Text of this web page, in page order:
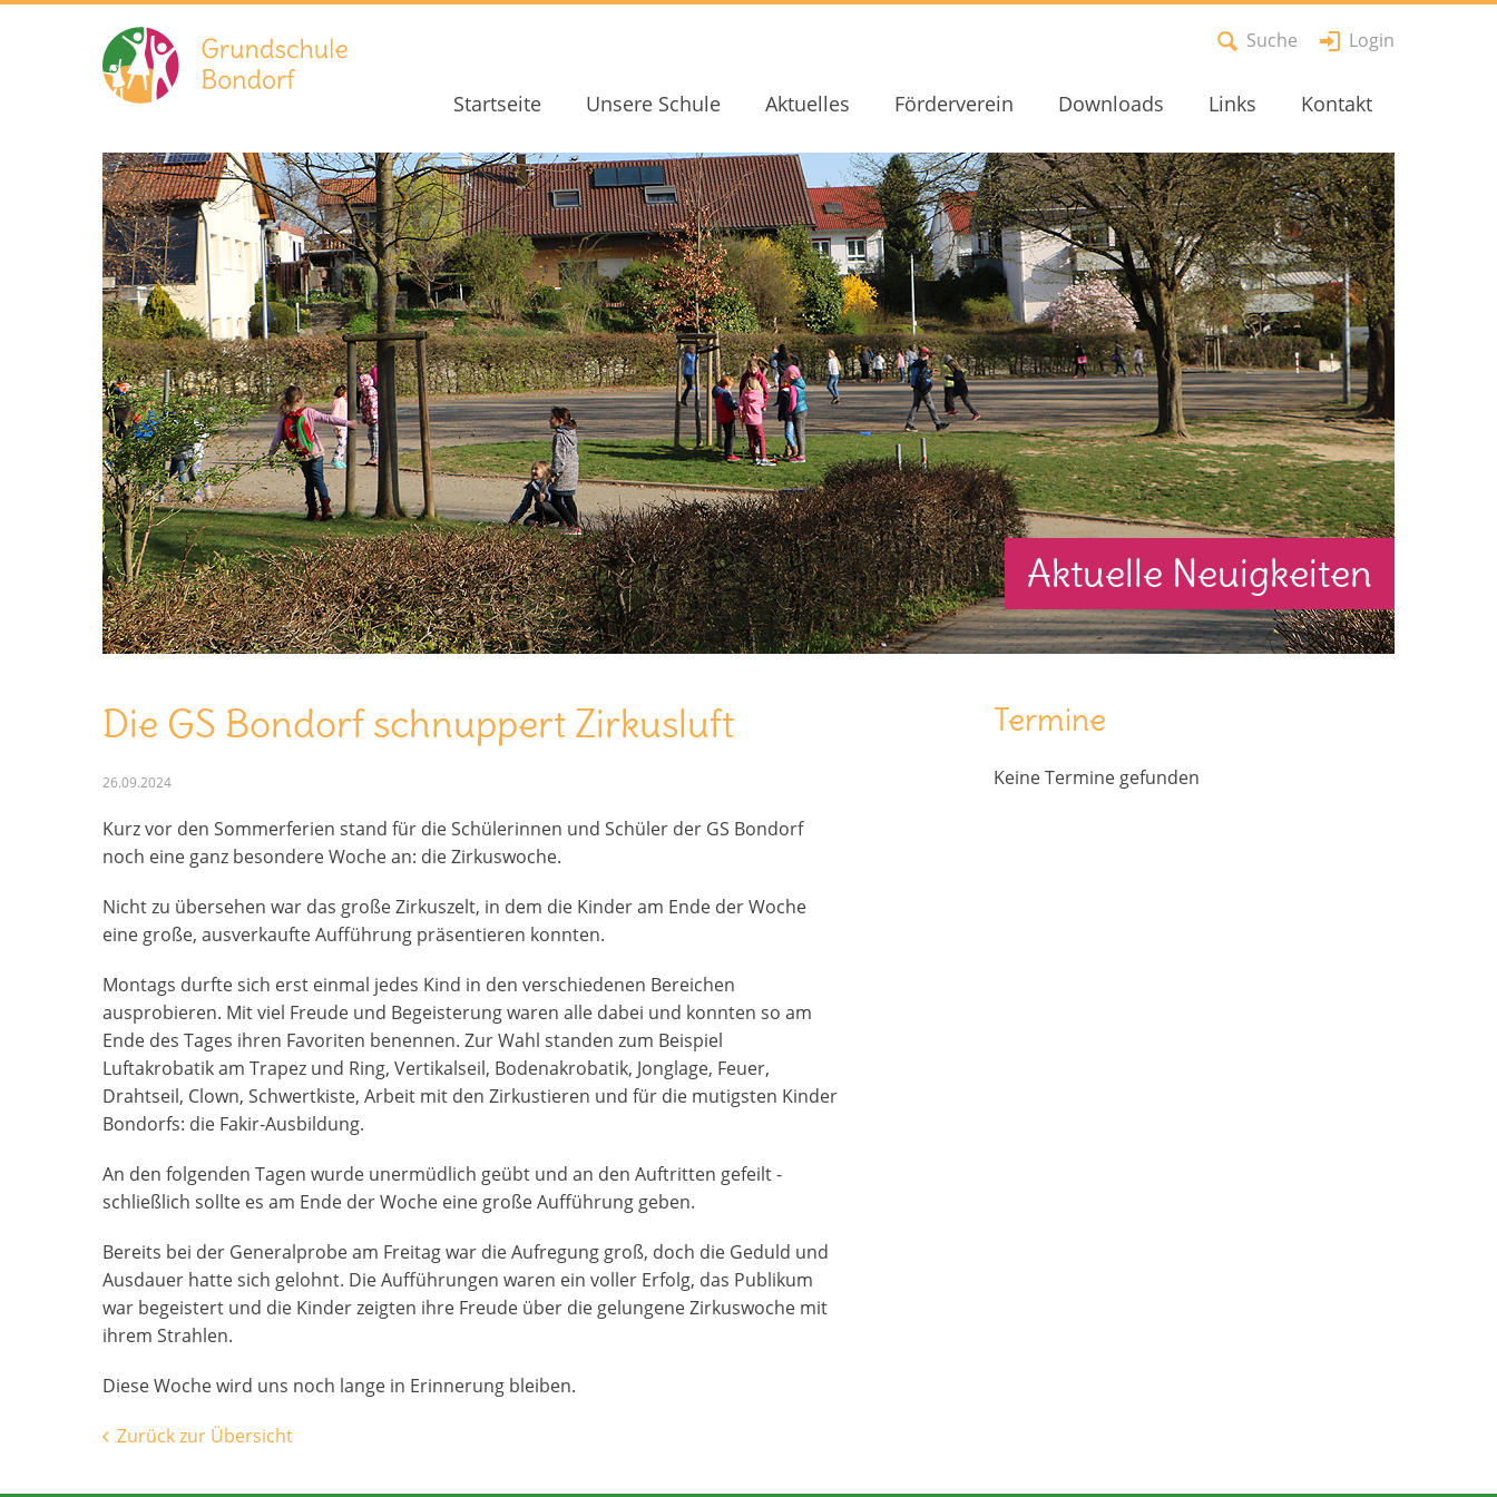
Suche Login
Startseite Unsere Schule Aktuelles Förderverein Downloads Links Kontakt
Aktuelle Neuigkeiten
Die GS Bondorf schnuppert Zirkusluft
26.09.2024
Kurz vor den Sommerferien stand für die Schülerinnen und Schüler der GS Bondorf
noch eine ganz besondere Woche an: die Zirkuswoche.
Nicht zu übersehen war das große Zirkuszelt, in dem die Kinder am Ende der Woche
eine große, ausverkaufte Aufführung präsentieren konnten.
Montags durfte sich erst einmal jedes Kind in den verschiedenen Bereichen
ausprobieren. Mit viel Freude und Begeisterung waren alle dabei und konnten so am
Ende des Tages ihren Favoriten benennen. Zur Wahl standen zum Beispiel
Luftakrobatik am Trapez und Ring, Vertikalseil, Bodenakrobatik, Jonglage, Feuer,
Drahtseil, Clown, Schwertkiste, Arbeit mit den Zirkustieren und für die mutigsten Kinder
Bondorfs: die Fakir-Ausbildung.
An den folgenden Tagen wurde unermüdlich geübt und an den Auftritten gefeilt -
schließlich sollte es am Ende der Woche eine große Aufführung geben.
Bereits bei der Generalprobe am Freitag war die Aufregung groß, doch die Geduld und
Ausdauer hatte sich gelohnt. Die Aufführungen waren ein voller Erfolg, das Publikum
war begeistert und die Kinder zeigten ihre Freude über die gelungene Zirkuswoche mit
ihrem Strahlen.
Diese Woche wird uns noch lange in Erinnerung bleiben.
Zurück zur Übersicht
Termine
Keine Termine gefunden